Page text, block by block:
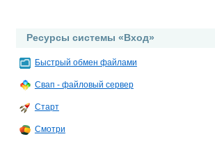
Ресурсы системы «Вход»
Быстрый обмен файлами
Свап - файловый сервер
Старт
Смотри